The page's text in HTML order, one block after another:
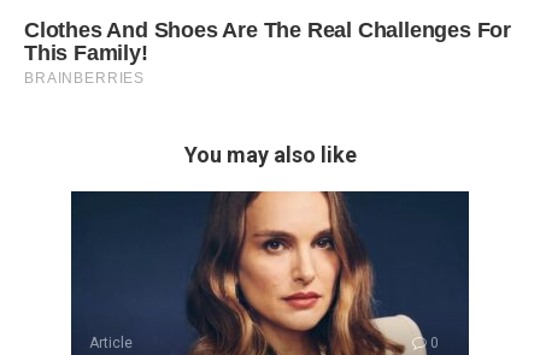
You may also like
Article 0